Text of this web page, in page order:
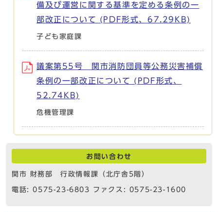
備及び運営に関する基準を定める条例の一
部改正について (PDF形式、67.29KB)
子ども家庭課
議案第55号 関市消防団員等公務災害補償
条例の一部改正について (PDF形式、
52.74KB)
危機管理課
お問い合わせ
関市 財務部 行政情報課（北庁舎5階）
電話: 0575-23-6803 ファクス: 0575-23-1600